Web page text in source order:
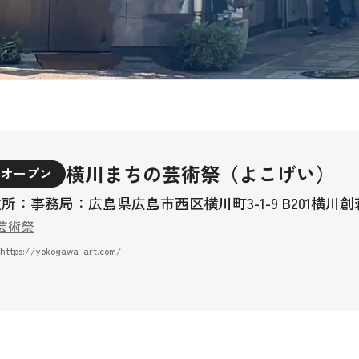
オープン 横川まちの芸術祭（よこげい）
：事務局：広島県広島市西区横川町3-1-9 B201横川創
術祭
https://yokogawa-art.com/